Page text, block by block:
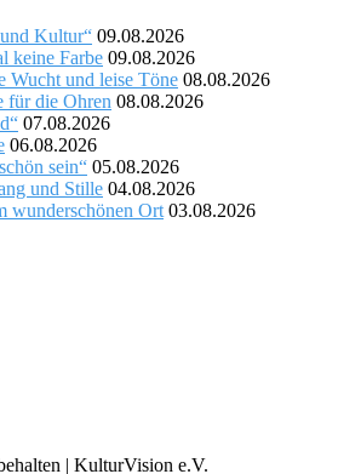
Kultur“ 09.08.2026
keine Farbe 09.08.2026
Wucht und leise Töne 08.08.2026
für die Ohren 08.08.2026
07.08.2026
06.08.2026
sein“ 05.08.2026
und Stille 04.08.2026
wunderschönen Ort 03.08.2026
| KulturVision e.V.